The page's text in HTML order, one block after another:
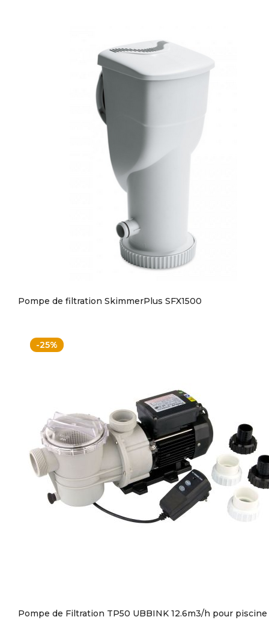
Pompe de filtration SkimmerPlus SFX1500
-25%
Pompe de Filtration TP50 UBBINK 12.6m3/h pour piscine